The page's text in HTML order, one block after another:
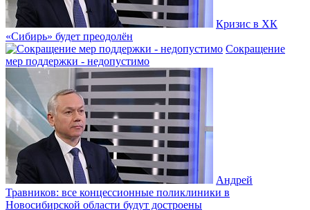
Кризис в ХК
«Сибирь» будет преодолён
Сокращение
мер поддержки - недопустимо
Андрей
Травников: все концессионные поликлиники в
Новосибирской области будут достроены